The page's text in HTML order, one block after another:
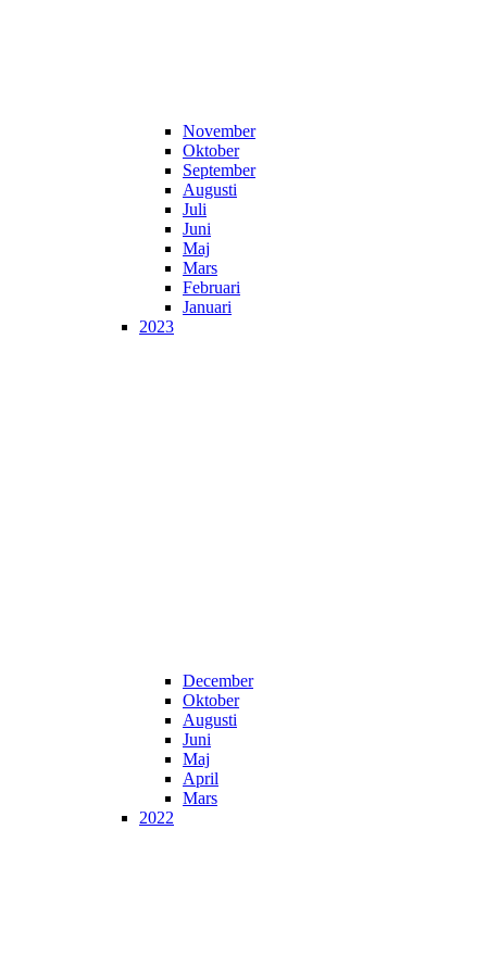
November
Oktober
September
Augusti
Juli
Juni
Maj
Mars
Februari
Januari
2023
December
Oktober
Augusti
Juni
Maj
April
Mars
2022